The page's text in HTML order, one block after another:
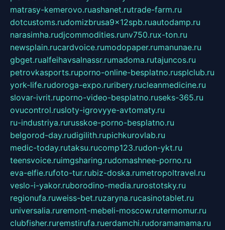
matrasy-kemerovo.ruashanet.rutrade-farm.ru
dotcustoms.rudomizbrusa9x12spb.ruautodamp.ru
narasimha.rudjcommodities.runv750.rux-ton.ru
newsplain.rucardvoice.rumodopaper.rumanunae.ru
gbget.rualfeihavsalnassr.rumadoma.rutajuncos.ru
petrovkasports.ruporno-online-besplatno.rusplclub.ru
york-life.rudoroga-expo.ruribery.rucleanmedicine.ru
slovar-ivrit.ruporno-video-besplatno.ruseks-365.ru
ovucontrol.rusloty-igrovyye-avtomaty.ru
ru-industriya.rurusskoe-porno-besplatno.ru
belgorod-day.rudigilith.rupichkurovlab.ru
medic-today.rutaksu.rucomp123.rudon-ykt.ru
teensvoice.ruimgsharing.rudomashnee-porno.ru
eva-elfie.rufoto-tur.rubiz-doska.rumetropoltravel.ru
veslo-i-yakor.ruborodino-media.rurostotsky.ru
regionufa.ruweiss-bet.ruzaryna.rucasinotablet.ru
universalia.ruremont-mebeli-moscow.rutermomur.ru
clubfisher.ruremstirufa.ruerdamchi.rudoramamama.ru